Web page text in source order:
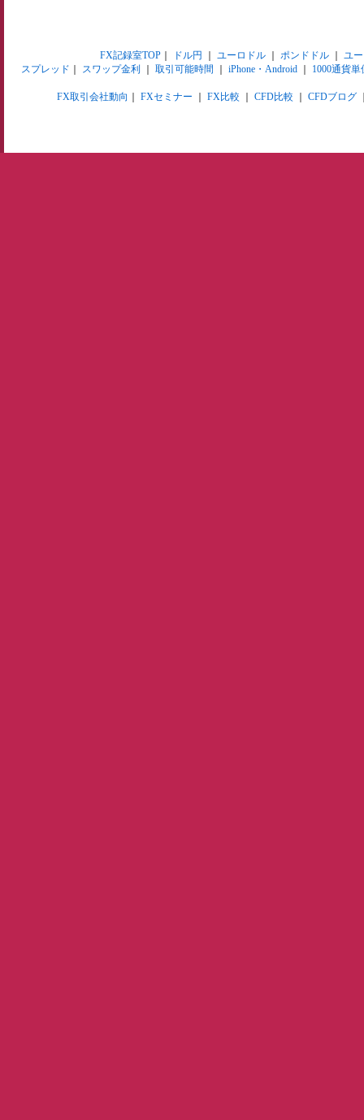
FX記録室TOP｜ ドル円 ユーロドル｜ ポンドドル｜ ユ
スプレッド
スワップ金利 取引可能時間 iPhone・Android 1000通貨単
FX取引会社動向 FXセミナー FX比較 CFD比較 CFDブログ